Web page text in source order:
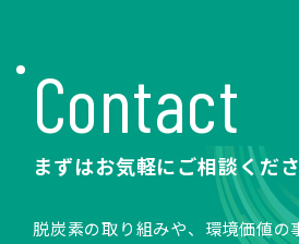
Contact
まずはお気軽にご相談くだ
脱炭素の取り組みや、環境価値の